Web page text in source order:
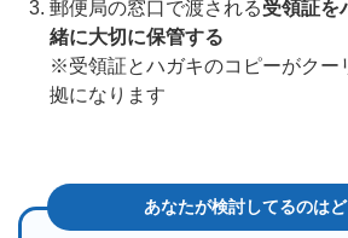
郵便局の窓口で渡される受領証を
緒に大切に保管する
※受領証とハガキのコピーがクー
拠になります